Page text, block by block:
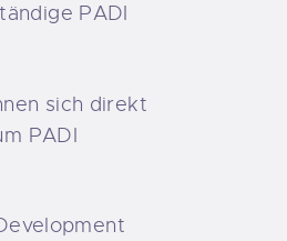
PADI
sich direkt
PADI